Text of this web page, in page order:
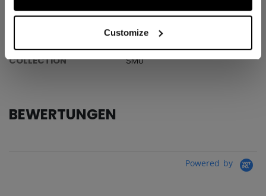
Customize
ID
HLW6M01-AD
Adult
COLLECTION
SMU
BEWERTUNGEN
Powered by